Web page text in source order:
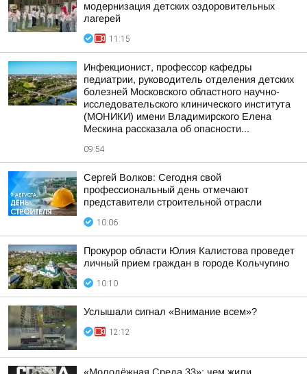
модернизация детских оздоровительных
лагерей
11:15
Инфекционист, профессор кафедры
педиатрии, руководитель отделения детских
болезней Московского областного научно-
исследовательского клинического института
(МОНИКИ) имени Владимирского Елена
Мескина рассказала об опасности...
09:54
Сергей Волков: Сегодня свой
профессиональный день отмечают
представители строительной отрасли
10:06
Прокурор области Юлия Калистова проведет
личный прием граждан в городе Кольчугино
10:10
Услышали сигнал «Внимание всем»?
12:12